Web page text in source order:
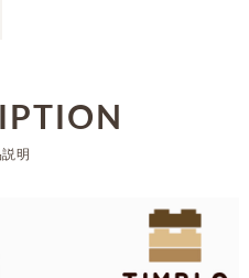
明